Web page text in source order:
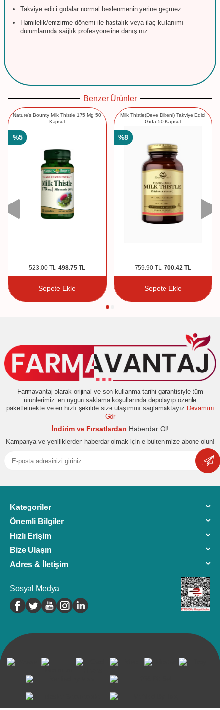
Takviye edici gıdalar normal beslenmenin yerine geçmez.
Hamilelik/emzirme dönemi ile hastalık veya ilaç kullanımı
durumlarında sağlık profesyoneline danışınız.
Benzer Ürünler
Nature's Bounty Milk Thistle 175 Mg 50
Kapsül
%5
523,00TL 498,75TL
Sepete Ekle
Milk Thistle(Deve Dikeni) Takviye Edici
Gıda 50 Kapsül
%8
759,90TL 700,42 TL
Sepete Ekle
Farmavantaj olarak orijinal ve son kullanma tarihi garantisiyle tüm
ürünlerimizi en uygun saklama koşullarında depolayıp özenle
paketlemekte ve en hızlı şekilde size ulaşımını sağlamaktayız Devamını
Gör
İndirim ve Fırsatlardan Haberdar Ol!
Kampanya ve yeniliklerden haberdar olmak için e-bültenimize abone olun!
Kategoriler
Önemli Bilgiler
Hızlı Erişim
Bize Ulaşın
Adres & İletişim
Sosyal Medya